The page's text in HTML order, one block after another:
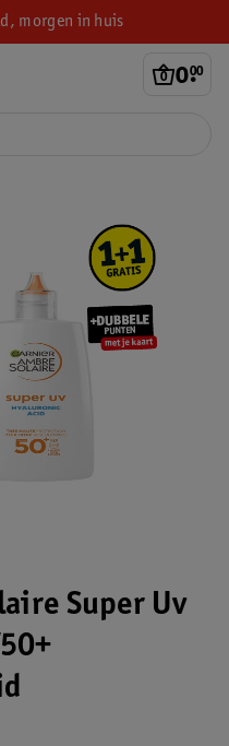
morgen in huis
0.
00
Super Uv